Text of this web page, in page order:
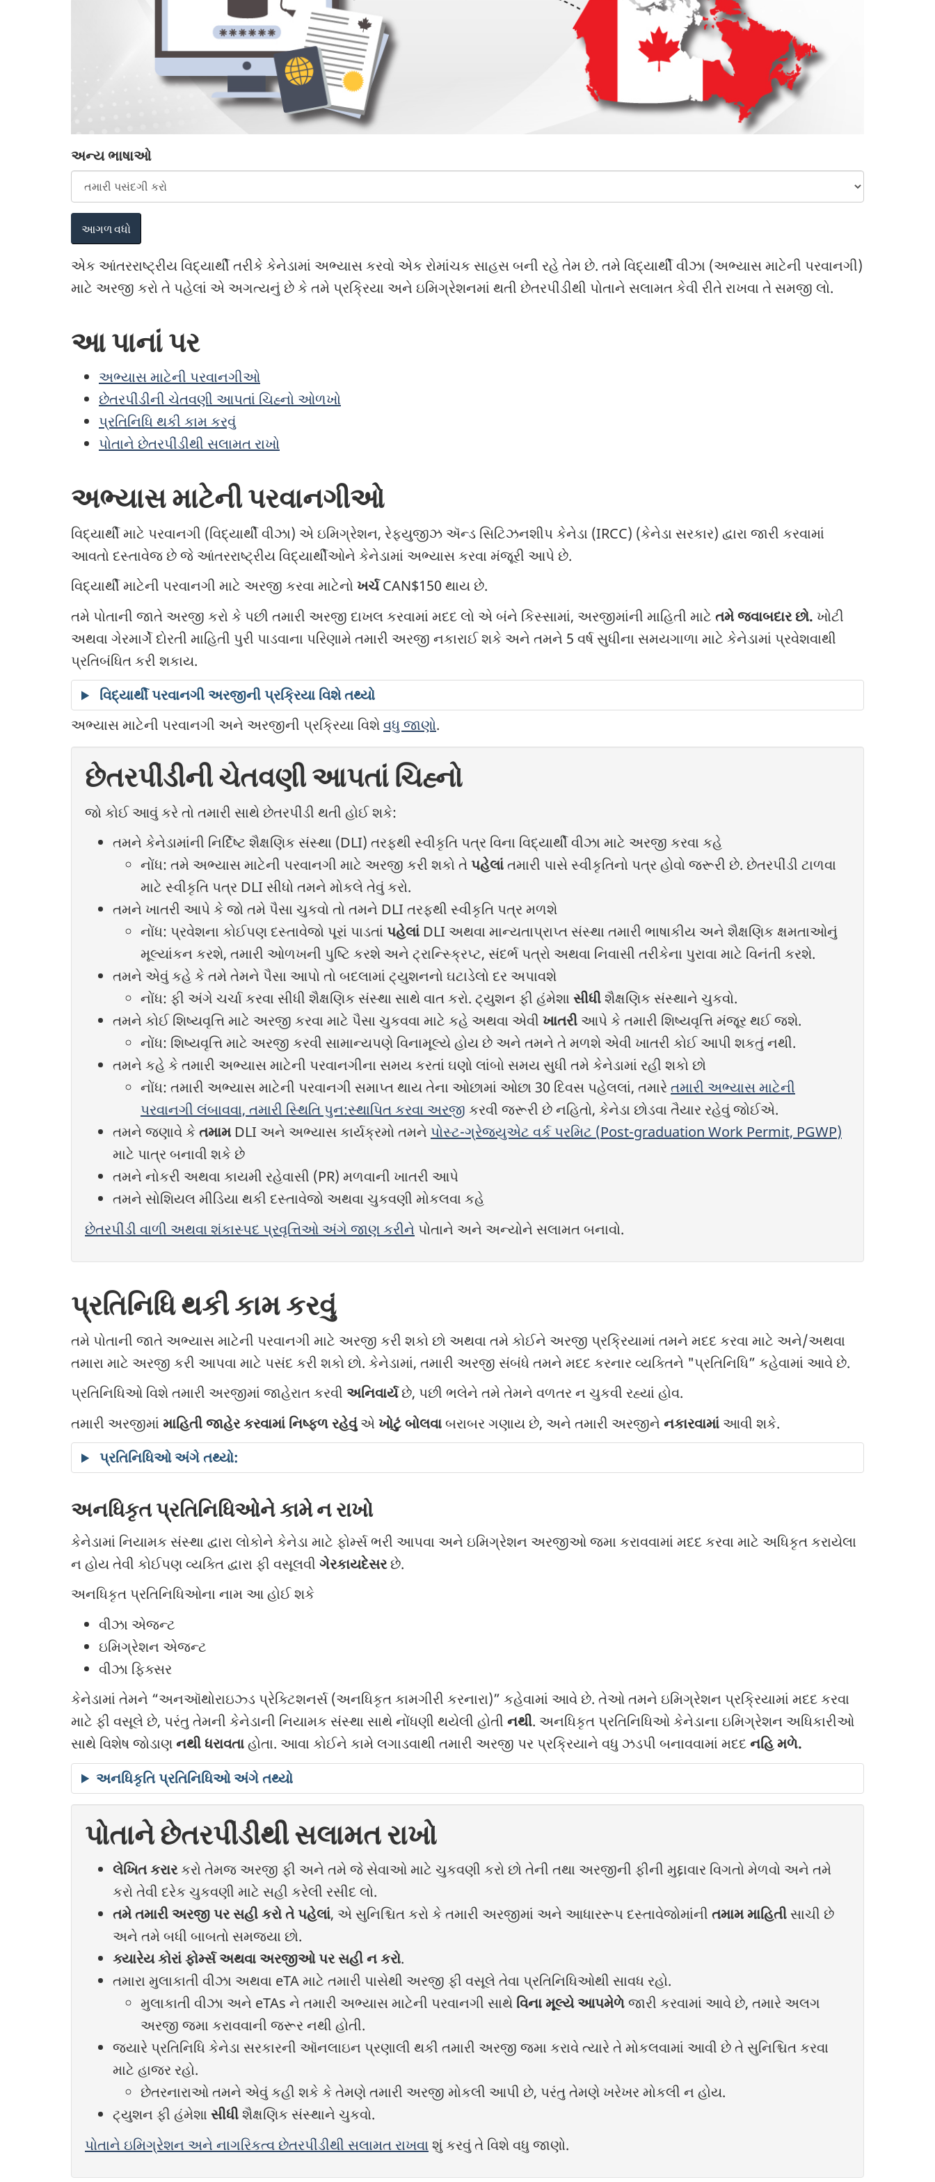
અન્ય ભાષાઓ
એક આંતરરાષ્ટ્રીય વિદ્યાર્થી તરીકે કેનેડામાં અભ્યાસ કરવો એક રોમાંચક સાહસ બની રહે તેમ છે. તમે વિદ્યાર્થી વીઝા (અભ્યાસ માટેની પરવાનગી)
માટે અરજી કરો તે પહેલાં એ અગત્યનું છે કે તમે પ્રક્રિયા અને ઇમિગ્રેશનમાં થતી છેતરપીંડીથી પોતાને સલામત કેવી રીતે રાખવા તે સમજી લો.
આ પાનાં પર
અભ્યાસ માટેની પરવાનગીઓ
છેતરપીંડીની ચેતવણી આપતાં ચિહ્નો ઓળખો
પ્રતિનિધિ થકી કામ કરવું
પોતાને છેતરપીંડીથી સલામત રાખો
અભ્યાસ માટેની પરવાનગીઓ
વિદ્યાર્થી માટે પરવાનગી (વિદ્યાર્થી વીઝા) એ ઇમિગ્રેશન, રેફ્યુજીઝ ઍન્ડ સિટિઝનશીપ કેનેડા (IRCC) (કેનેડા સરકાર) દ્વારા જારી કરવામાં
આવતો દસ્તાવેજ છે જે આંતરરાષ્ટ્રીય વિદ્યાર્થીઓને કેનેડામાં અભ્યાસ કરવા મંજૂરી આપે છે.
વિદ્યાર્થી માટેની પરવાનગી માટે અરજી કરવા માટેનો ખર્ચCAN$150 થાય છે.
તમે પોતાની જાતે અરજી કરો કે પછી તમારી અરજી દાખલ કરવામાં મદદ લો એ બંને કિસ્સામાં, અરજીમાંની માહિતી માટે તમે જવાબદાર છો. ખોટી
અથવા ગેરમાર્ગે દોરતી માહિતી પુરી પાડવાના પરિણામે તમારી અરજી નકારાઈ શકે અને તમને 5 વર્ષ સુધીના સમયગાળા માટે કેનેડામાં પ્રવેશવાથી
પ્રતિબંધિત કરી શકાય.
વિદ્યાર્થી પરવાનગી અરજીની પ્રક્રિયા વિશે તથ્યો
અભ્યાસ માટેની પરવાનગી અને અરજીની પ્રક્રિયા વિશેવધુ જાણો.
છેતરપીંડીની ચેતવણી આપતાં ચિહ્નો
જો કોઈ આવું કરે તો તમારી સાથે છેતરપીંડી થતી હોઈ શકે:
તમને કેનેડામાંની નિર્દિષ્ટ શૈક્ષણિક સંસ્થા (DLI) તરફથી સ્વીકૃતિ પત્ર વિના વિદ્યાર્થી વીઝા માટે અરજી કરવા કહે
નોંધ: તમે અભ્યાસ માટેની પરવાનગી માટે અરજી કરી શકો તેપહેલાંતમારી પાસે સ્વીકૃતિનો પત્ર હોવો જરૂરી છે. છેતરપીંડી ટાળવા
માટે સ્વીકૃતિ પત્ર DLI સીધો તમને મોકલે તેવું કરો.
તમને ખાતરી આપે કે જો તમે પૈસા ચુકવો તો તમને DLI તરફથી સ્વીકૃતિ પત્ર મળશે
નોંધ: પ્રવેશના કોઈપણ દસ્તાવેજો પૂરાં પાડતાં પહેલાં DLI અથવા માન્યતાપ્રાપ્ત સંસ્થા તમારી ભાષાકીય અને શૈક્ષણિક ક્ષમતાઓનું
મૂલ્યાંકન કરશે, તમારી ઓળખની પુષ્ટિ કરશે અને ટ્રાન્સ્ક્રિપ્ટ, સંદર્ભ પત્રો અથવા નિવાસી તરીકેના પુરાવા માટે વિનંતી કરશે.
તમને એવું કહે કે તમે તેમને પૈસા આપો તો બદલામાં ટ્યુશનનો ઘટાડેલો દર અપાવશે
નોંધ: ફી અંગે ચર્ચા કરવા સીધી શૈક્ષણિક સંસ્થા સાથે વાત કરો. ટ્યુશન ફી હંમેશા સીધીશૈક્ષણિક સંસ્થાને ચુકવો.
તમને કોઈ શિષ્યવૃત્તિ માટે અરજી કરવા માટે પૈસા ચુકવવા માટે કહે અથવા એવી ખાતરી આપે કે તમારી શિષ્યવૃત્તિ મંજૂર થઈ જશે.
નોંધ: શિષ્યવૃત્તિ માટે અરજી કરવી સામાન્યપણે વિનામૂલ્યે હોય છે અને તમને તે મળશે એવી ખાતરી કોઈ આપી શકતું નથી.
તમને કહે કે તમારી અભ્યાસ માટેની પરવાનગીના સમય કરતાં ઘણો લાંબો સમય સુધી તમે કેનેડામાં રહી શકો છો
નોંધ: તમારી અભ્યાસ માટેની પરવાનગી સમાપ્ત થાય તેના ઓછામાં ઓછા 30 દિવસ પહેલલાં, તમારેતમારી અભ્યાસ માટેની
પરવાનગી લંબાવવા, તમારી સ્થિતિ પુન:સ્થાપિત કરવા અરજી કરવી જરૂરી છે નહિતો, કેનેડા છોડવા તૈયાર રહેવું જોઈએ.
તમને જણાવે કેતમામ DLI અને અભ્યાસ કાર્યક્રમો તમને પોસ્ટ-ગ્રેજ્યુએટ વર્ક પરમિટ (Post-graduation Work Permit, PGWP)
માટે પાત્ર બનાવી શકે છે
તમને નોકરી અથવા કાયમી રહેવાસી (PR) મળવાની ખાતરી આપે
તમને સોશિયલ મીડિયા થકી દસ્તાવેજો અથવા ચુકવણી મોકલવા કહે
છેતરપીંડી વાળી અથવા શંકાસ્પદ પ્રવૃત્તિઓ અંગે જાણ કરીને પોતાને અને અન્યોને સલામત બનાવો.
પ્રતિનિધિ થકી કામ કરવું
તમે પોતાની જાતે અભ્યાસ માટેની પરવાનગી માટે અરજી કરી શકો છો અથવા તમે કોઈને અરજી પ્રક્રિયામાં તમને મદદ કરવા માટે અને/અથવા
તમારા માટે અરજી કરી આપવા માટે પસંદ કરી શકો છો. કેનેડામાં, તમારી અરજી સંબંધે તમને મદદ કરનાર વ્યક્તિને "પ્રતિનિધિ” કહેવામાં આવે છે.
પ્રતિનિધિઓ વિશે તમારી અરજીમાં જાહેરાત કરવી અનિવાર્યછે, પછી ભલેને તમે તેમને વળતર ન ચુકવી રહ્યાં હોવ.
તમારી અરજીમાં માહિતી જાહેર કરવામાં નિષ્ફળ રહેવુંએખોટું બોલવાબરાબર ગણાય છે, અને તમારી અરજીને નકારવામાં આવી શકે.
પ્રતિનિધિઓ અંગે તથ્યો:
અનધિકૃત પ્રતિનિધિઓને કામે ન રાખો
કેનેડામાં નિયામક સંસ્થા દ્વારા લોકોને કેનેડા માટે ફોર્મ્સ ભરી આપવા અને ઇમિગ્રેશન અરજીઓ જમા કરાવવામાં મદદ કરવા માટે અધિકૃત કરાયેલા
ન હોય તેવી કોઈપણ વ્યક્તિ દ્વારા ફી વસૂલવી ગેરકાયદેસરછે.
અનધિકૃત પ્રતિનિધિઓના નામ આ હોઈ શકે
વીઝા એજન્ટ
ઇમિગ્રેશન એજન્ટ
વીઝા ફિક્સર
કેનેડામાં તેમને “અનઑથોરાઇઝ્ડ પ્રેક્ટિશનર્સ (અનધિકૃત કામગીરી કરનારા)” કહેવામાં આવે છે. તેઓ તમને ઇમિગ્રેશન પ્રક્રિયામાં મદદ કરવા
માટે ફી વસૂલે છે, પરંતુ તેમની કેનેડાની નિયામક સંસ્થા સાથે નોંધણી થયેલી હોતી નથી. અનધિકૃત પ્રતિનિધિઓ કેનેડાના ઇમિગ્રેશન અધિકારીઓ
સાથે વિશેષ જોડાણનથી ધરાવતાહોતા. આવા કોઈને કામે લગાડવાથી તમારી અરજી પર પ્રક્રિયાને વધુ ઝડપી બનાવવામાં મદદનહિ મળે.
અનધિકૃતિ પ્રતિનિધિઓ અંગે તથ્યો
પોતાને છેતરપીંડીથી સલામત રાખો
લેખિત કરારકરો તેમજ અરજી ફી અને તમે જે સેવાઓ માટે ચુકવણી કરો છો તેની તથા અરજીની ફીની મુદ્દાવાર વિગતો મેળવો અને તમે
કરો તેવી દરેક ચુકવણી માટે સહી કરેલી રસીદ લો.
તમે તમારી અરજી પર સહી કરો તે પહેલાં, એ સુનિશ્ચિત કરો કે તમારી અરજીમાં અને આધારરૂપ દસ્તાવેજોમાંની તમામ માહિતી સાચી છે
અને તમે બધી બાબતો સમજ્યા છો.
ક્યારેય કોરાં ફોર્મ્સ અથવા અરજીઓ પર સહી ન કરો.
તમારા મુલાકાતી વીઝા અથવા eTA માટે તમારી પાસેથી અરજી ફી વસૂલે તેવા પ્રતિનિધિઓથી સાવધ રહો.
મુલાકાતી વીઝા અને eTAs ને તમારી અભ્યાસ માટેની પરવાનગી સાથે વિના મૂલ્યે આપમેળેજારી કરવામાં આવે છે, તમારે અલગ
અરજી જમા કરાવવાની જરૂર નથી હોતી.
જ્યારે પ્રતિનિધિ કેનેડા સરકારની ઑનલાઇન પ્રણાલી થકી તમારી અરજી જમા કરાવે ત્યારે તે મોકલવામાં આવી છે તે સુનિશ્ચિત કરવા
માટે હાજર રહો.
છેતરનારાઓ તમને એવું કહી શકે કે તેમણે તમારી અરજી મોકલી આપી છે, પરંતુ તેમણે ખરેખર મોકલી ન હોય.
ટ્યુશન ફી હંમેશા સીધીશૈક્ષણિક સંસ્થાને ચુકવો.
પોતાને ઇમિગ્રેશન અને નાગરિકત્વ છેતરપીંડીથી સલામત રાખવા શું કરવું તે વિશે વધુ જાણો.